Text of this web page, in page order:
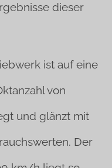
dieser
ist auf eine
von
und glänzt mit
Der